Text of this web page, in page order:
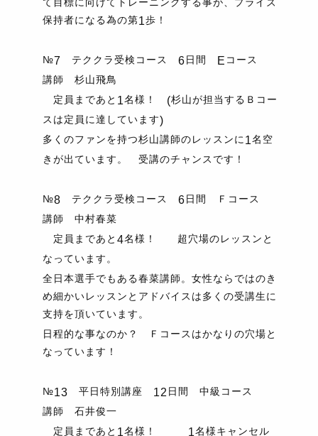
保持者になる為の第1歩！
№7 テククラ受検コース6日間 E コース
講師 杉山飛鳥
定員まであと 1名様！ (杉山が担当するＢコー
スは定員に達しています)
多くのファンを持つ杉山講師のレッスンに 1名空
きが出ています。 受講のチャンスです！
№8 テククラ受検コース6日間 Ｆコース
講師 中村春菜
定員まであと4名様！ 超穴場のレッスンと
なっています。
全日本選手でもある春菜講師。女性ならではのき
め細かいレッスンとアドバイスは多くの受講生に
支持を頂いています。
日程的な事なのか？ Ｆコースはかなりの穴場と
なっています！
№13 平日特別講座 12 日間 中級コース
講師 石井俊一
定員まであと 1名様！ 1名様キャンセル